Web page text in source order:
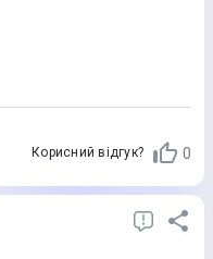
Корисний відгук? 0